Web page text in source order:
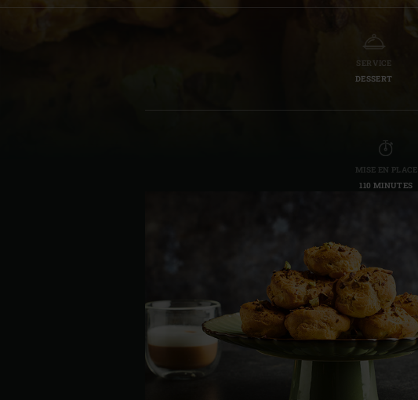
Hungary | Magyarország
SERVICE
DESSERT
MISE EN PLACE
110 MINUTES